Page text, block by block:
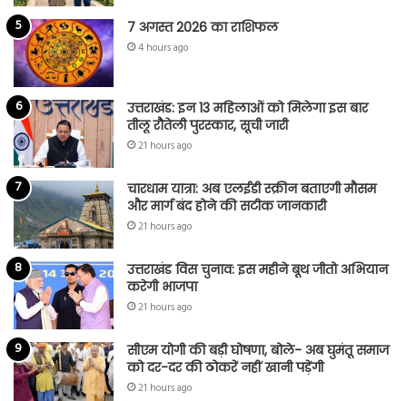
7 अगस्त 2026 का राशिफल
4 hours ago
उत्तराखंड: इन 13 महिलाओं को मिलेगा इस बार
तीलू रौतेली पुरस्कार, सूची जारी
21 hours ago
चारधाम यात्रा: अब एलईडी स्क्रीन बताएगी मौसम
और मार्ग बंद होने की सटीक जानकारी
21 hours ago
उत्तराखंड विस चुनाव: इस महीने बूथ जीतो अभियान
करेगी भाजपा
21 hours ago
सीएम योगी की बड़ी घोषणा, बोले- अब घुमंतू समाज
को दर-दर की ठोकरें नहीं खानी पड़ेंगी
21 hours ago